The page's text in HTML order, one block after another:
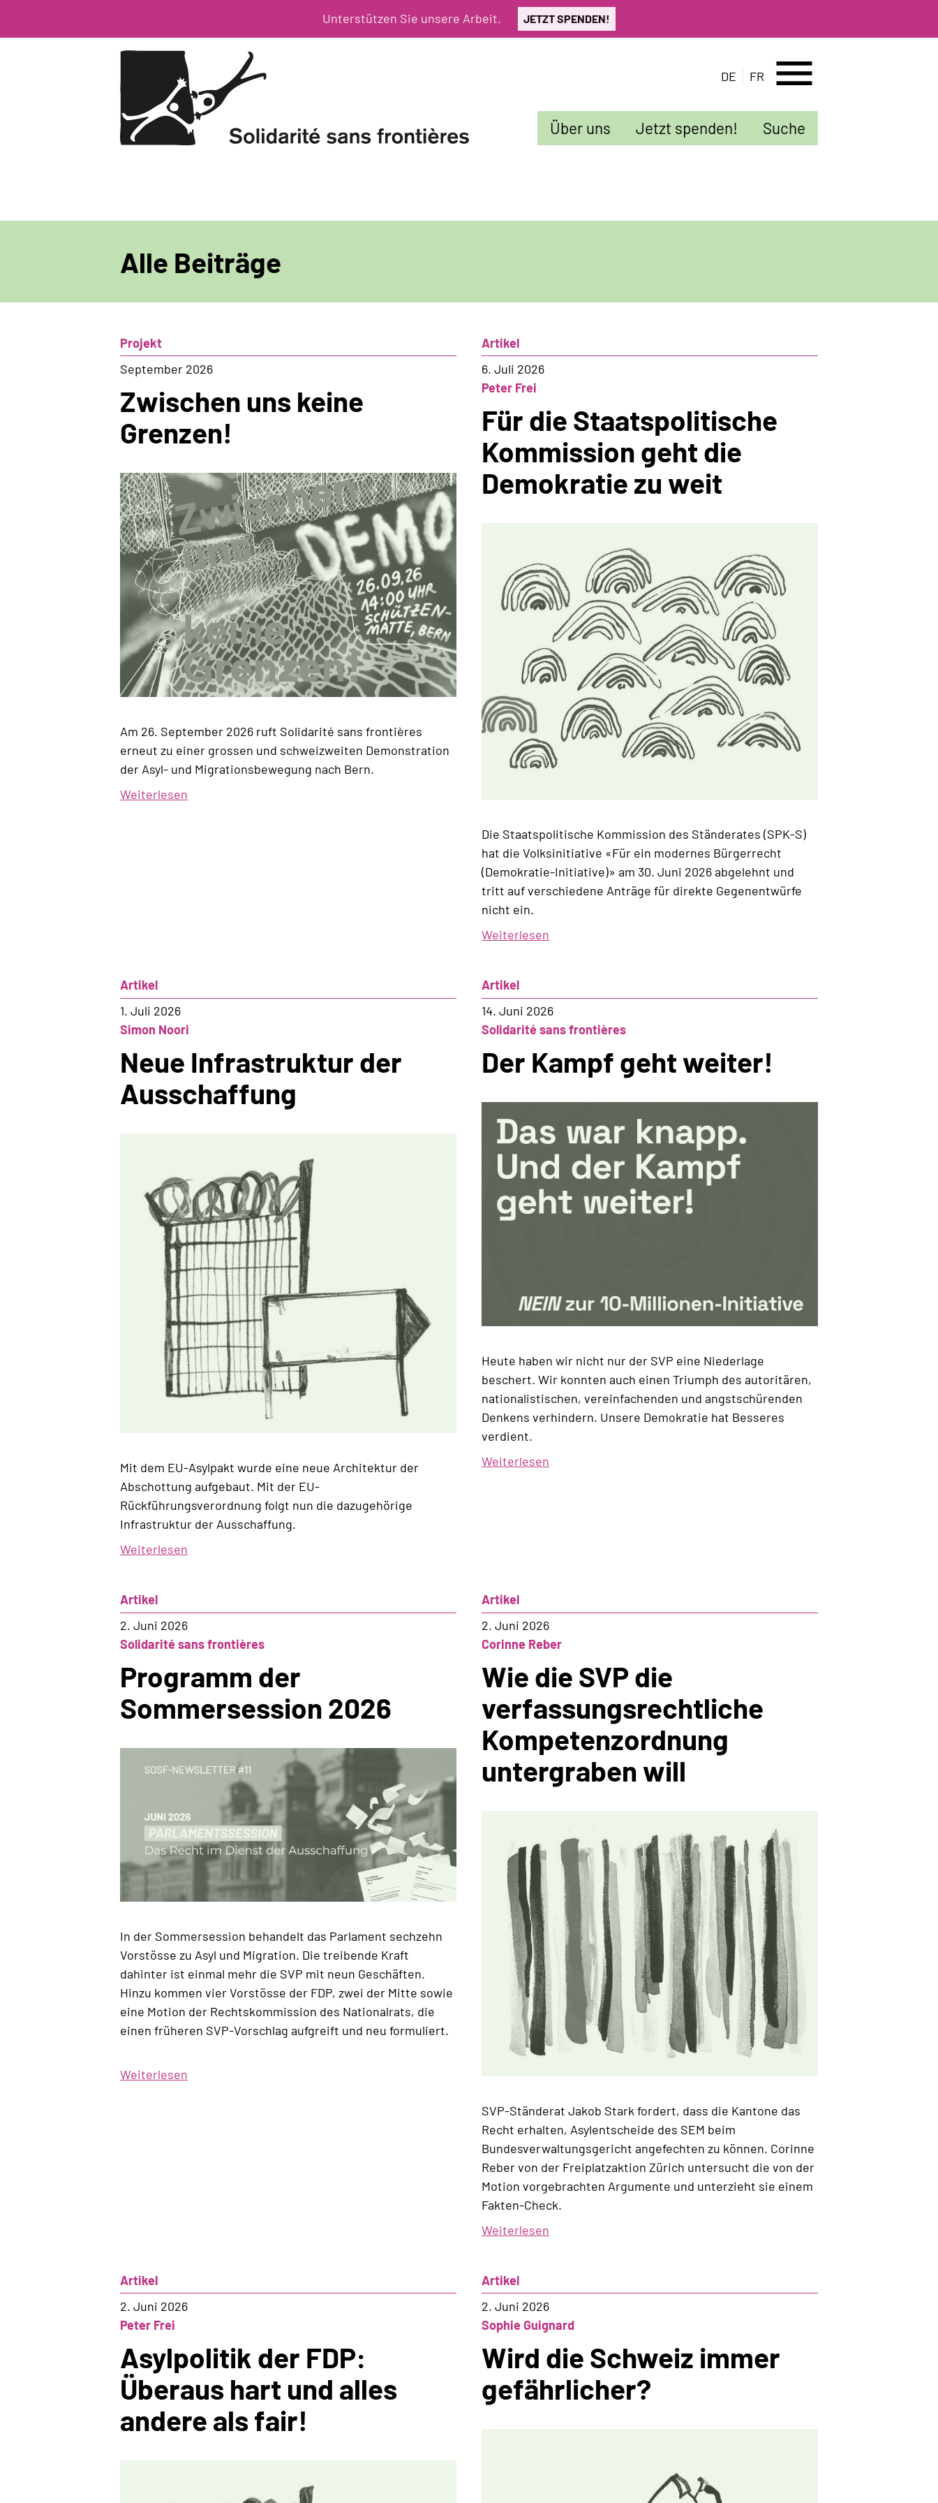
Unterstützen Sie unsere Arbeit. JETZT SPENDEN!
DE FR menu
Sekundarmenü
Über uns Jetzt spenden! Suche
Alle Beiträge
Projekt
September 2026
Zwischen uns keine
Grenzen!
Am 26. September 2026 ruft Solidarité sans frontières
erneut zu einer grossen und schweizweiten Demonstration
der Asyl- und Migrationsbewegung nach Bern.
Weiterlesen
Artikel
6. Juli 2026
Peter Frei
Für die Staatspolitische
Kommission geht die
Demokratie zu weit
Die Staatspolitische Kommission des Ständerates (SPK-S)
hat die Volksinitiative «Für ein modernes Bürgerrecht
(Demokratie-Initiative)» am 30. Juni 2026 abgelehnt und
tritt auf verschiedene Anträge für direkte Gegenentwürfe
nicht ein.
Weiterlesen
Kommission
geht
Demokratie
weit
Artikel
1. Juli 2026
Simon Noori
Neue Infrastruktur der
Ausschaffung
Mit dem EU-Asylpakt wurde eine neue Architektur der
Abschottung aufgebaut. Mit der EU-
Rückführungsverordnung folgt nun die dazugehörige
Infrastruktur der Ausschaffung.
Weiterlesen
Artikel
14. Juni 2026
Solidarité sans frontières
Der Kampf geht weiter!
Heute haben wir nicht nur der SVP eine Niederlage
beschert. Wir konnten auch einen Triumph des autoritären,
nationalistischen, vereinfachenden und angstschürenden
Denkens verhindern. Unsere Demokratie hat Besseres
verdient.
Weiterlesen
Artikel
2. Juni 2026
Solidarité sans frontières
Programm der
Sommersession 2026
In der Sommersession behandelt das Parlament sechzehn
Vorstösse zu Asyl und Migration. Die treibende Kraft
dahinter ist einmal mehr die SVP mit neun Geschäften.
Hinzu kommen vier Vorstösse der FDP, zwei der Mitte sowie
eine Motion der Rechtskommission des Nationalrats, die
einen früheren SVP-Vorschlag aufgreift und neu formuliert.
Weiterlesen
Artikel
2. Juni 2026
Corinne Reber
Wie die SVP die
verfassungsrechtliche
Kompetenzordnung
untergraben will
SVP-Ständerat Jakob Stark fordert, dass die Kantone das
Recht erhalten, Asylentscheide des SEM beim
Bundesverwaltungsgericht angefechten zu können. Corinne
Reber von der Freiplatzaktion Zürich untersucht die von der
Motion vorgebrachten Argumente und unterzieht sie einem
Fakten-Check.
Weiterlesen
verfassungsrechtliche
untergraben
will
Artikel
2. Juni 2026
Peter Frei
Asylpolitik der FDP:
Überaus hart und alles
andere als fair!
Artikel
2. Juni 2026
Sophie Guignard
Wird die Schweiz immer
gefährlicher?